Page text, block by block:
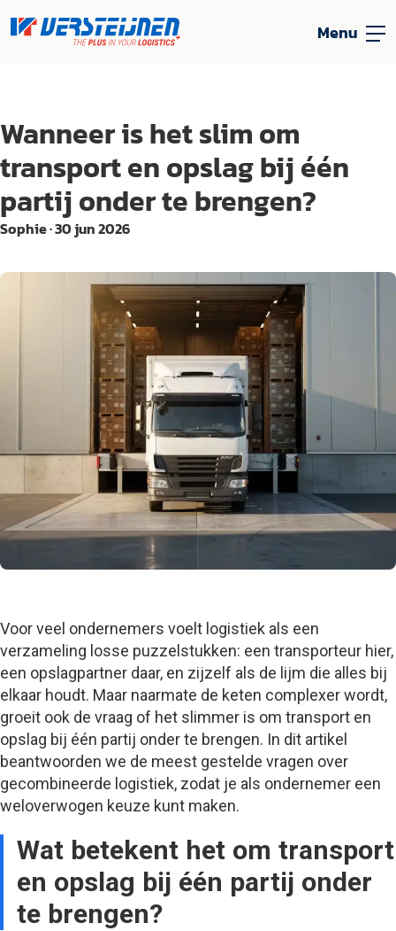
Menu
Wanneer is het slim om
transport en opslag bij één
partij onder te brengen?
Sophie·30 jun 2026
Voor veel ondernemers voelt logistiek als een
verzameling losse puzzelstukken: een transporteur hier,
een opslagpartner daar, en zijzelf als de lijm die alles bij
elkaar houdt. Maar naarmate de keten complexer wordt,
groeit ook de vraag of het slimmer is om transport en
opslag bij één partij onder te brengen. In dit artikel
beantwoorden we de meest gestelde vragen over
gecombineerde logistiek, zodat je als ondernemer een
weloverwogen keuze kunt maken.
Wat betekent het om transport
en opslag bij één partij onder
te brengen?